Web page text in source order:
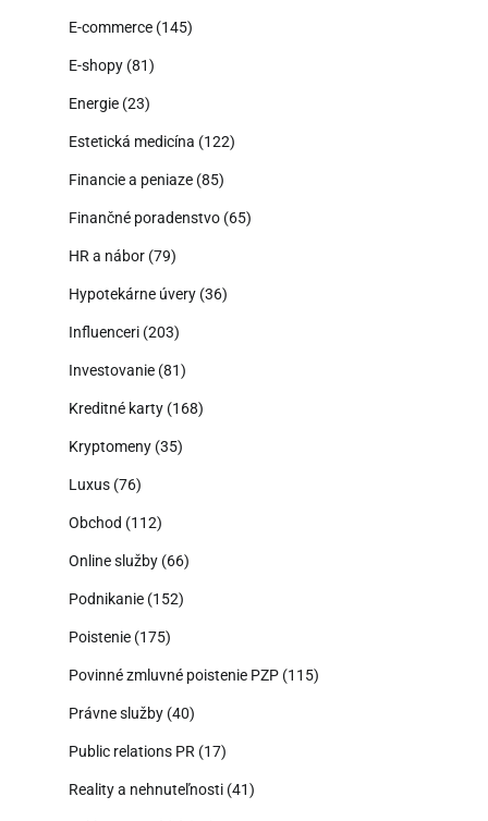
E-commerce (145)
E-shopy (81)
Energie (23)
Estetická medicína (122)
Financie a peniaze (85)
Finančné poradenstvo (65)
HR a nábor (79)
Hypotekárne úvery (36)
Influenceri (203)
Investovanie (81)
Kreditné karty (168)
Kryptomeny (35)
Luxus (76)
Obchod (112)
Online služby (66)
Podnikanie (152)
Poistenie (175)
Povinné zmluvné poistenie PZP (115)
Právne služby (40)
Public relations PR (17)
Reality a nehnuteľnosti (41)